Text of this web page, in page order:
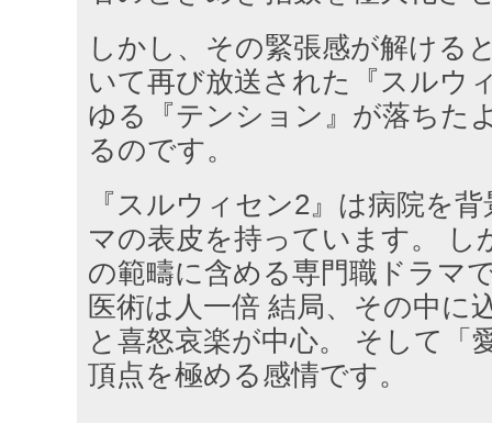
しかし、その緊張感が解ける
いて再び放送された『スルウ
ゆる『テンション』が落ちた
るのです。
『スルウィセン2』は病院を
マの表皮を持っています。 し
の範疇に含める専門職ドラマ
医術は人一倍 結局、その中に
と喜怒哀楽が中心。 そして「
頂点を極める感情です。